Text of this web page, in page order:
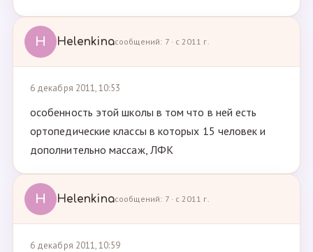
H Helenkinaсообщений: 7 · с 2011 г.
6 декабря 2011, 10:53
особенность этой школы в том что в ней есть
ортопедические классы в которых 15 человек и
дополнительно массаж, ЛФК
H Helenkinaсообщений: 7 · с 2011 г.
6 декабря 2011, 10:59